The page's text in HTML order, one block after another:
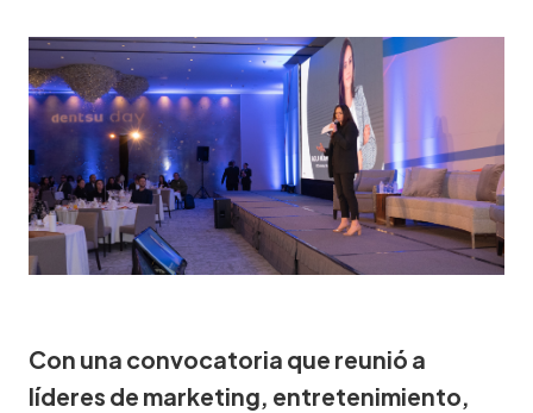
Con una convocatoria que reunió a
líderes de marketing, entretenimiento,